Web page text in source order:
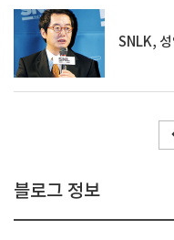
SNLK,
블로그 정보